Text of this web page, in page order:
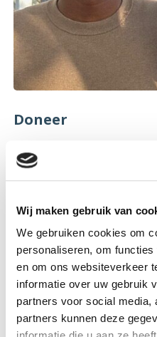
Wij maken gebruik van
We gebruiken cookies om
personaliseren, om
en om ons websiteverkeer
informatie over uw gebruik
partners voor social media,
partners kunnen deze
Doneer